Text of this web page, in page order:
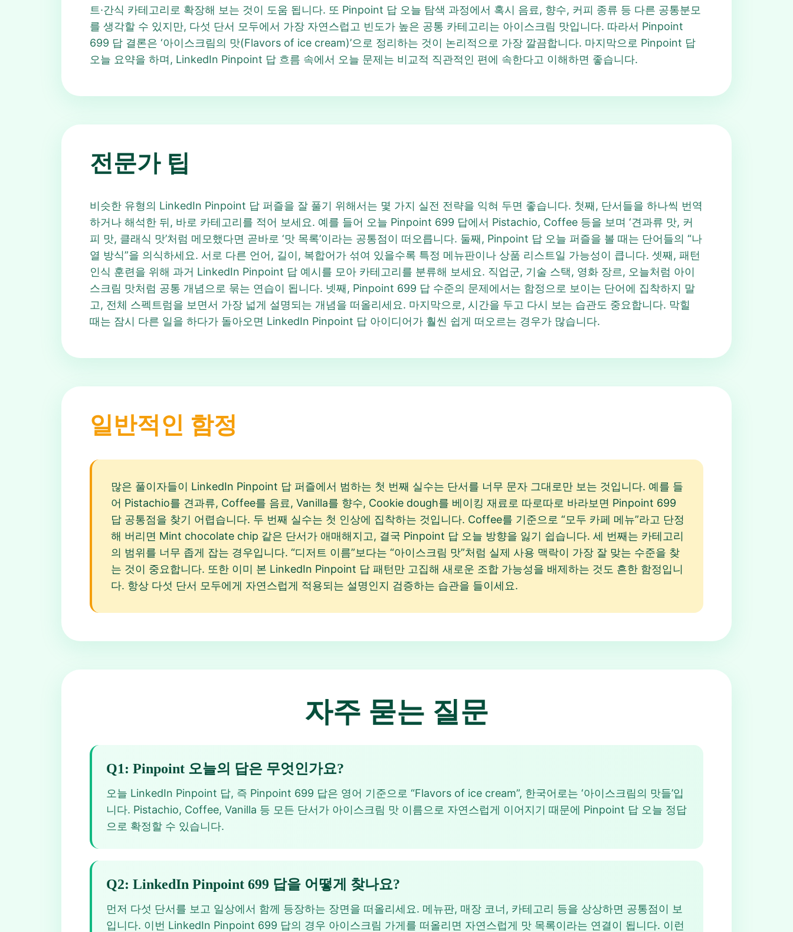
트·간식 카테고리로 확장해 보는 것이 도움 됩니다. 또 Pinpoint 답 오늘 탐색 과정에서 혹시 음료, 향수, 커피 종류 등 다른 공통분모
를 생각할 수 있지만, 다섯 단서 모두에서 가장 자연스럽고 빈도가 높은 공통 카테고리는 아이스크림 맛입니다. 따라서 Pinpoint
699 답 결론은 ‘아이스크림의 맛(Flavors of ice cream)’으로 정리하는 것이 논리적으로 가장 깔끔합니다. 마지막으로 Pinpoint 답
오늘 요약을 하며, LinkedIn Pinpoint 답 흐름 속에서 오늘 문제는 비교적 직관적인 편에 속한다고 이해하면 좋습니다.
전문가 팁
비슷한 유형의 LinkedIn Pinpoint 답 퍼즐을 잘 풀기 위해서는 몇 가지 실전 전략을 익혀 두면 좋습니다. 첫째, 단서들을 하나씩 번역
하거나 해석한 뒤, 바로 카테고리를 적어 보세요. 예를 들어 오늘 Pinpoint 699 답에서 Pistachio, Coffee 등을 보며 ‘견과류 맛, 커
피 맛, 클래식 맛’처럼 메모했다면 곧바로 ‘맛 목록’이라는 공통점이 떠오릅니다. 둘째, Pinpoint 답 오늘 퍼즐을 볼 때는 단어들의 “나
열 방식”을 의식하세요. 서로 다른 언어, 길이, 복합어가 섞여 있을수록 특정 메뉴판이나 상품 리스트일 가능성이 큽니다. 셋째, 패턴
인식 훈련을 위해 과거 LinkedIn Pinpoint 답 예시를 모아 카테고리를 분류해 보세요. 직업군, 기술 스택, 영화 장르, 오늘처럼 아이
스크림 맛처럼 공통 개념으로 묶는 연습이 됩니다. 넷째, Pinpoint 699 답 수준의 문제에서는 함정으로 보이는 단어에 집착하지 말
고, 전체 스펙트럼을 보면서 가장 넓게 설명되는 개념을 떠올리세요. 마지막으로, 시간을 두고 다시 보는 습관도 중요합니다. 막힐
때는 잠시 다른 일을 하다가 돌아오면 LinkedIn Pinpoint 답 아이디어가 훨씬 쉽게 떠오르는 경우가 많습니다.
일반적인 함정
많은 풀이자들이 LinkedIn Pinpoint 답 퍼즐에서 범하는 첫 번째 실수는 단서를 너무 문자 그대로만 보는 것입니다. 예를 들
어 Pistachio를 견과류, Coffee를 음료, Vanilla를 향수, Cookie dough를 베이킹 재료로 따로따로 바라보면 Pinpoint 699
답 공통점을 찾기 어렵습니다. 두 번째 실수는 첫 인상에 집착하는 것입니다. Coffee를 기준으로 “모두 카페 메뉴”라고 단정
해 버리면 Mint chocolate chip 같은 단서가 애매해지고, 결국 Pinpoint 답 오늘 방향을 잃기 쉽습니다. 세 번째는 카테고리
의 범위를 너무 좁게 잡는 경우입니다. “디저트 이름”보다는 “아이스크림 맛”처럼 실제 사용 맥락이 가장 잘 맞는 수준을 찾
는 것이 중요합니다. 또한 이미 본 LinkedIn Pinpoint 답 패턴만 고집해 새로운 조합 가능성을 배제하는 것도 흔한 함정입니
다. 항상 다섯 단서 모두에게 자연스럽게 적용되는 설명인지 검증하는 습관을 들이세요.
자주 묻는 질문
Q1: Pinpoint 오늘의 답은 무엇인가요?
오늘 LinkedIn Pinpoint 답, 즉 Pinpoint 699 답은 영어 기준으로 “Flavors of ice cream”, 한국어로는 ‘아이스크림의 맛들’입
니다. Pistachio, Coffee, Vanilla 등 모든 단서가 아이스크림 맛 이름으로 자연스럽게 이어지기 때문에 Pinpoint 답 오늘 정답
으로 확정할 수 있습니다.
Q2: LinkedIn Pinpoint 699 답을 어떻게 찾나요?
먼저 다섯 단서를 보고 일상에서 함께 등장하는 장면을 떠올리세요. 메뉴판, 매장 코너, 카테고리 등을 상상하면 공통점이 보
입니다. 이번 LinkedIn Pinpoint 699 답의 경우 아이스크림 가게를 떠올리면 자연스럽게 맛 목록이라는 연결이 됩니다. 이런